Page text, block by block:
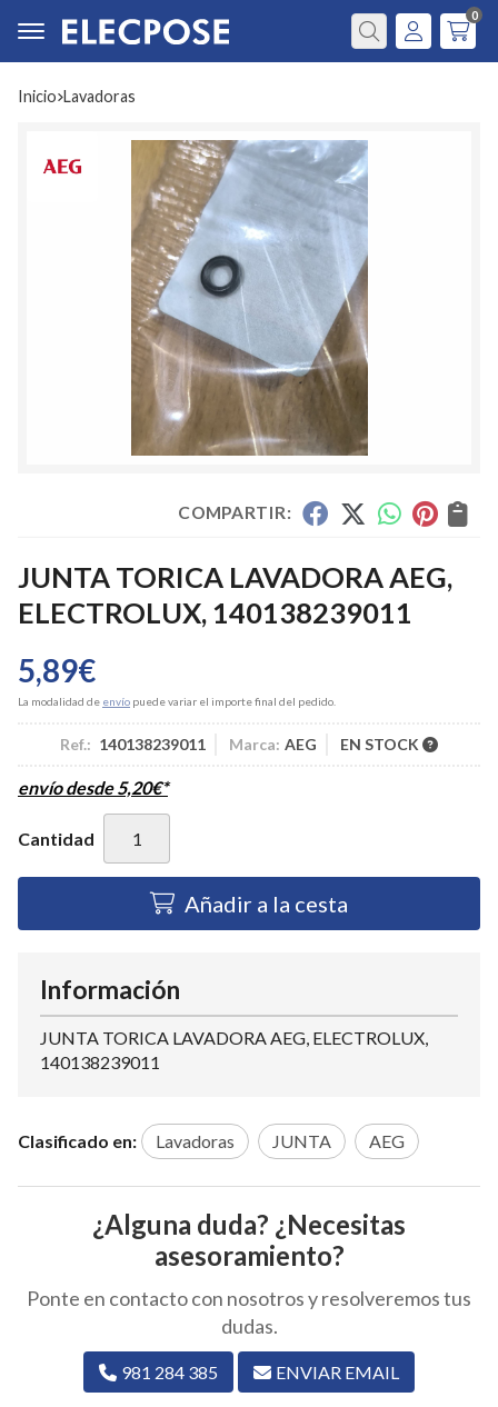
Buscar
0
Inicio lavadoras
COMPARTIR:
JUNTA TORICA LAVADORA AEG,
ELECTROLUX, 140138239011
5,89€
La modalidad de envío puede variar el importe final del pedido.
Ref.: 140138239011 Marca: AEG EN STOCK
envío desde5,20€*
Cantidad
Añadir a la cesta
Información
JUNTA TORICA LAVADORA AEG, ELECTROLUX,
140138239011
Clasificado en: Lavadoras JUNTA AEG
¿Alguna duda? ¿Necesitas
asesoramiento?
Ponte en contacto con nosotros y resolveremos tus
dudas.
981 284 385 ENVIAR EMAIL